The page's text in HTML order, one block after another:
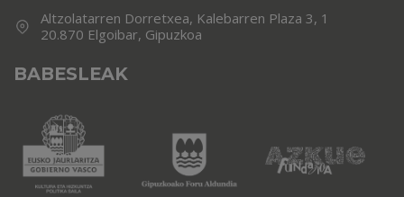
Altzolatarren Dorretxea, Kalebarren Plaza 3, 1
20.870 Elgoibar, Gipuzkoa
BABESLEAK